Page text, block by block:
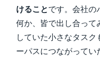
けることです。会社の
何か、皆で出し合って
していた小さなタス
ーパスにつながってい